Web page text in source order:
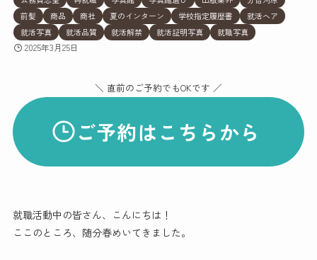
前髪
商品 商社 夏のインターン 学校指定履歴書
就活ヘア
就活写真
就活品質 就活解禁 就活証明写真 就職写真
2025年3月25日
＼ 直前のご予約でもOKです ／
ご予約はこちらから
就職活動中の皆さん、こんにちは！
ここのところ、随分春めいてきました。